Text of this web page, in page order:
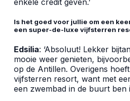
Is het goed voor jullie om een
een super-de-luxe vijfsterren
Edsilia: ‘Absoluut! Lekker
mooie weer genieten,
op de Antillen. Overigens
vijfsterren resort, want met
een zwembad in de buurt ben